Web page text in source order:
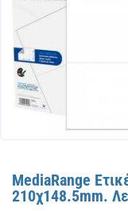
MediaRange
210χ148.5mm.